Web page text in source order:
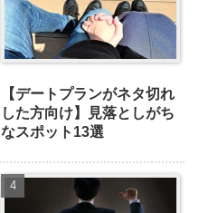
【デートプランがネタ切れ
した方向け】見落としがち
なスポット13選